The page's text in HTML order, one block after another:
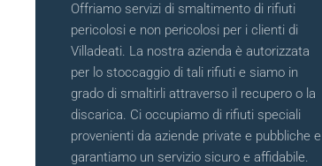
Offriamo servizi di smaltimento di rifiuti
pericolosi e non pericolosi per i clienti di
Villadeati. La nostra azienda è autorizzata
per lo stoccaggio di tali rifiuti e siamo in
grado di smaltirli attraverso il recupero o la
discarica. Ci occupiamo di rifiuti speciali
provenienti da aziende private e pubbliche e
garantiamo un servizio sicuro e affidabile.